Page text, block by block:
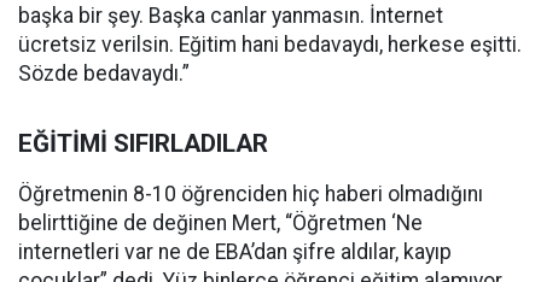
başka bir şey. Başka canlar yanmasın. İnternet
ücretsiz verilsin. Eğitim hani bedavaydı, herkese eşitti.
Sözde bedavaydı.”
EĞİTİMİ SIFIRLADILAR
Öğretmenin 8-10 öğrenciden hiç haberi olmadığını
belirttiğine de değinen Mert, “Öğretmen ‘Ne
internetleri var ne de EBA’dan şifre aldılar, kayıp